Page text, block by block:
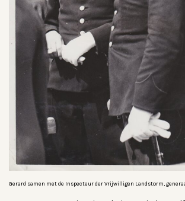
Gerard samen met de Inspecteur der Vrijwilligen Landstorm,